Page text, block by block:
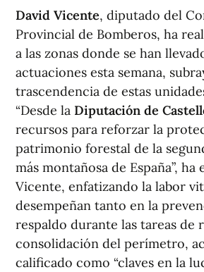
David Vicente, diputado del
Provincial de Bomberos, ha
a las zonas donde se han
actuaciones esta semana,
trascendencia de estas
“Desde la Diputación de
recursos para reforzar la
patrimonio forestal de la
más montañosa de España”, ha
Vicente, enfatizando la labor
desempeñan tanto en la
respaldo durante las tareas de
consolidación del perímetro,
calificado como “claves en la